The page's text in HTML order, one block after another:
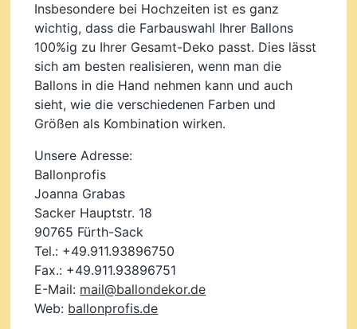
Insbesondere bei Hochzeiten ist es ganz
wichtig, dass die Farbauswahl Ihrer Ballons
100%ig zu Ihrer Gesamt-Deko passt. Dies lässt
sich am besten realisieren, wenn man die
Ballons in die Hand nehmen kann und auch
sieht, wie die verschiedenen Farben und
Größen als Kombination wirken.
Unsere Adresse:
Ballonprofis
Joanna Grabas
Sacker Hauptstr. 18
90765 Fürth-Sack
Tel.: +49.911.93896750
Fax.: +49.911.93896751
E-Mail: mail@ballondekor.de
Web: ballonprofis.de